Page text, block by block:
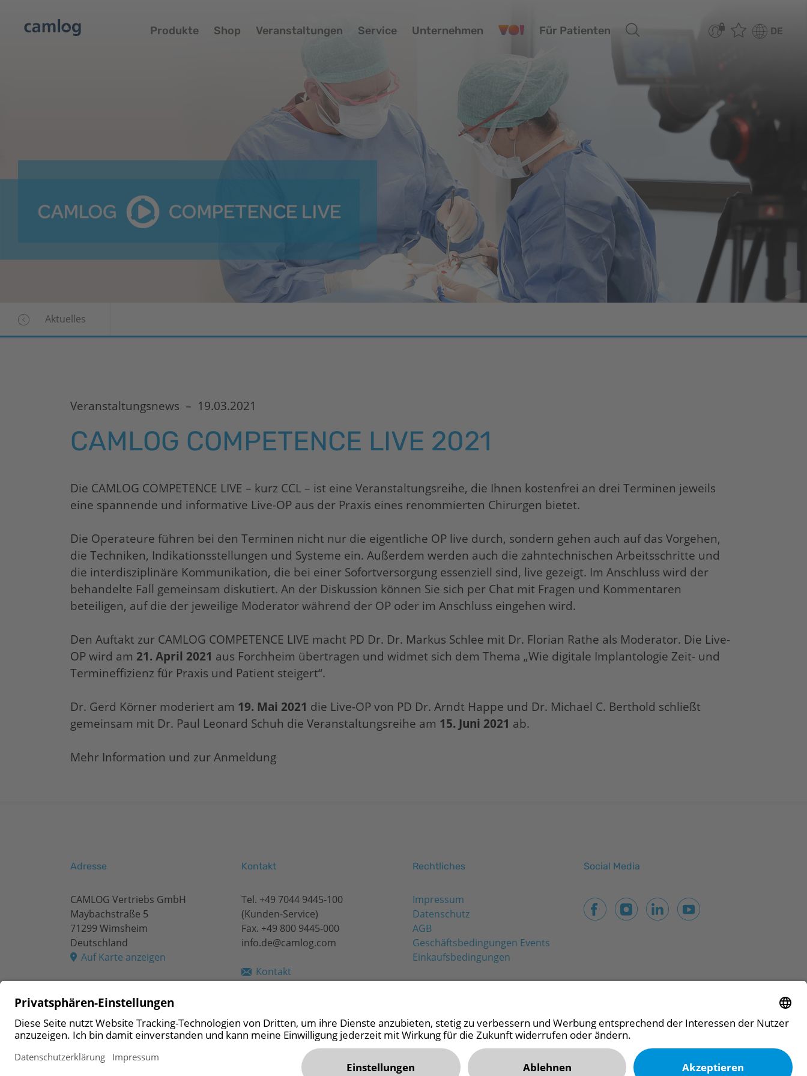
Produkte Shop Veranstaltungen Service Unternehmen Für Patienten DE
Aktuelles
Veranstaltungsnews – 19.03.2021
CAMLOG COMPETENCE LIVE 2021
Die CAMLOG COMPETENCE LIVE – kurz CCL – ist eine Veranstaltungsreihe, die Ihnen kostenfrei an drei Terminen jeweils
eine spannende und informative Live-OP aus der Praxis eines renommierten Chirurgen bietet.
Die Operateure führen bei den Terminen nicht nur die eigentliche OP live durch, sondern gehen auch auf das Vorgehen,
die Techniken, Indikationsstellungen und Systeme ein. Außerdem werden auch die zahntechnischen Arbeitsschritte und
die interdisziplinäre Kommunikation, die bei einer Sofortversorgung essenziell sind, live gezeigt. Im Anschluss wird der
behandelte Fall gemeinsam diskutiert. An der Diskussion können Sie sich per Chat mit Fragen und Kommentaren
beteiligen, auf die der jeweilige Moderator während der OP oder im Anschluss eingehen wird.
Den Auftakt zur CAMLOG COMPETENCE LIVE macht PD Dr. Dr. Markus Schlee mit Dr. Florian Rathe als Moderator. Die Live-
OP wird am 21. April 2021 aus Forchheim übertragen und widmet sich dem Thema „Wie digitale Implantologie Zeit- und
Termineffizienz für Praxis und Patient steigert“.
Dr. Gerd Körner moderiert am 19. Mai 2021 die Live-OP von PD Dr. Arndt Happe und Dr. Michael C. Berthold schließt
gemeinsam mit Dr. Paul Leonard Schuh die Veranstaltungsreihe am 15. Juni 2021 ab.
Mehr Information und zur Anmeldung
Adresse
CAMLOG Vertriebs GmbH
Maybachstraße 5
71299 Wimsheim
Deutschland
Auf Karte anzeigen
Kontakt
Tel. +49 7044 9445-100
(Kunden-Service)
Fax. +49 800 9445-000
info.de@camlog.com
Kontakt
Rechtliches
Impressum
Datenschutz
AGB
Geschäftsbedingungen Events
Einkaufsbedingungen
Social Media